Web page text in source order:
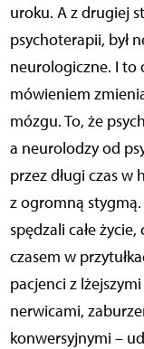
uroku. A z drugiej
psychoterapii, był
neurologiczne. I to
mówieniem
mózgu. To, że
a neurolodzy od
przez długi czas w
z ogromną stygmą.
spędzali całe
czasem w
pacjenci z
nerwicami,
konwersyjnymi –